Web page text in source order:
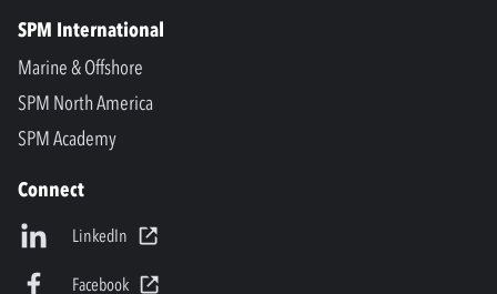
SPM International
Marine & Offshore
SPM North America
SPM Academy
Connect
LinkedIn
Facebook